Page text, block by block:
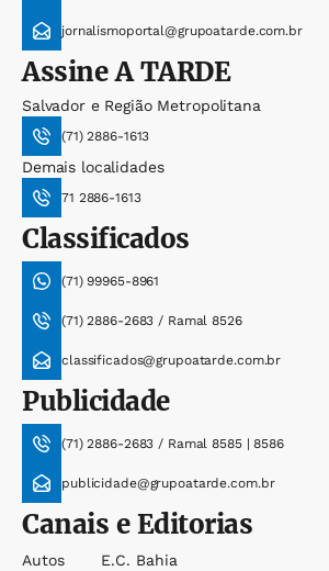
jornalismoportal@grupoatarde.com.br
AssineA TARDE
Salvador e Região Metropolitana
(71) 2886-1613
Demais localidades
71 2886-1613
Classificados
(71) 99965-8961
(71) 2886-2683 / Ramal 8526
classificados@grupoatarde.com.br
Publicidade
(71) 2886-2683 / Ramal 8585 | 8586
publicidade@grupoatarde.com.br
Canais e Editorias
Autos
E.c. Bahia